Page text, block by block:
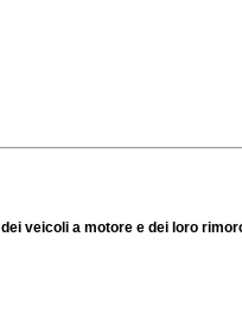
veicoli a motore e dei loro